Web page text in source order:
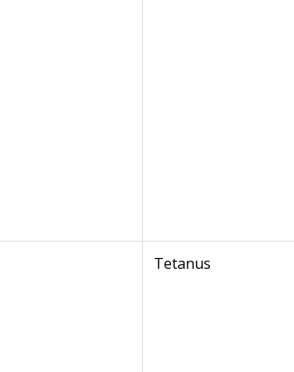
Tetanus